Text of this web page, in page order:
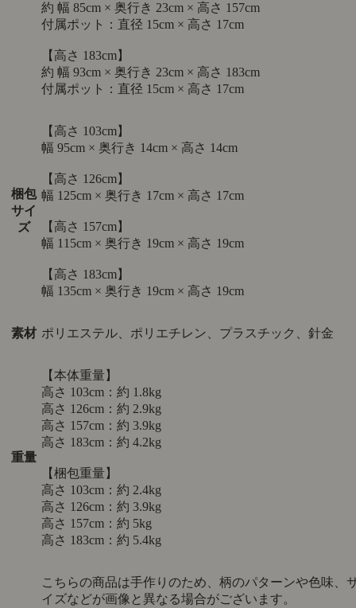
約 幅 85cm × 奥行き 23cm × 高さ 157cm
付属ポット：直径 15cm × 高さ 17cm
【高さ 183cm】
約 幅 93cm × 奥行き 23cm × 高さ 183cm
付属ポット：直径 15cm × 高さ 17cm
梱包
サイ
ズ
【高さ 103cm】
幅 95cm × 奥行き 14cm × 高さ 14cm
【高さ 126cm】
幅 125cm × 奥行き 17cm × 高さ 17cm
【高さ 157cm】
幅 115cm × 奥行き 19cm × 高さ 19cm
【高さ 183cm】
幅 135cm × 奥行き 19cm × 高さ 19cm
素材 ポリエステル、ポリエチレン、プラスチック、針金
重量
【本体重量】
高さ 103cm：約 1.8kg
高さ 126cm：約 2.9kg
高さ 157cm：約 3.9kg
高さ 183cm：約 4.2kg
【梱包重量】
高さ 103cm：約 2.4kg
高さ 126cm：約 3.9kg
高さ 157cm：約 5kg
高さ 183cm：約 5.4kg
こちらの商品は手作りのため、柄のパターンや色味、
イズなどが画像と異なる場合がございます。